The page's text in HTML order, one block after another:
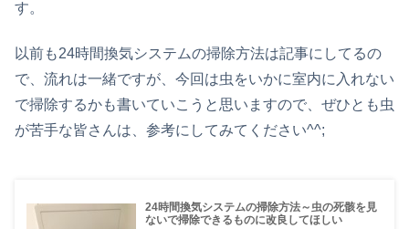
す。
以前も24時間換気システムの掃除方法は記事にしてるの
で、流れは一緒ですが、今回は虫をいかに室内に入れない
で掃除するかも書いていこうと思いますので、ぜひとも虫
が苦手な皆さんは、参考にしてみてください^^;
24時間換気システムの掃除方法～虫の死骸を見
ないで掃除できるものに改良してほしい